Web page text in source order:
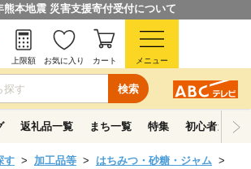
熊本地震 災害支援寄付受付について
検索
上限額 お気に入り カート メニュー
返礼品一覧 まち一覧 特集 初心者ガイド
す 加工品等
はちみつ・砂糖・ジャム